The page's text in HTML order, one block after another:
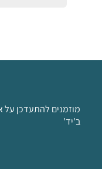
מוזמנים להתעדכן על
ב'יד'